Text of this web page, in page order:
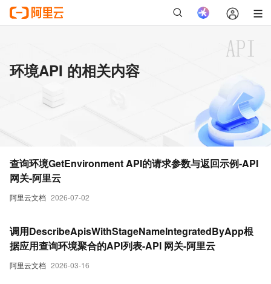
环境API 的相关内容
阿里云文档 2026-07-02
查询环境GetEnvironment API的请求参数与返回示例-API
网关-阿里云
阿里云文档 2026-03-16
调用DescribeApisWithStageNameIntegratedByApp根
据应用查询环境聚合的API列表-API 网关-阿里云